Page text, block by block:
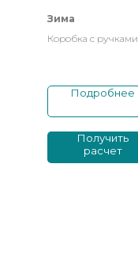
Зима
Коробка с ручками
Подробнее
Получить
расчет